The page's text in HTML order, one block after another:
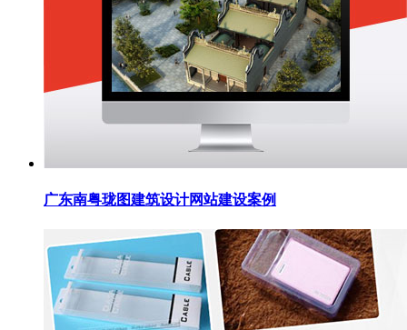
广东南粤珑图建筑设计网站建设案例